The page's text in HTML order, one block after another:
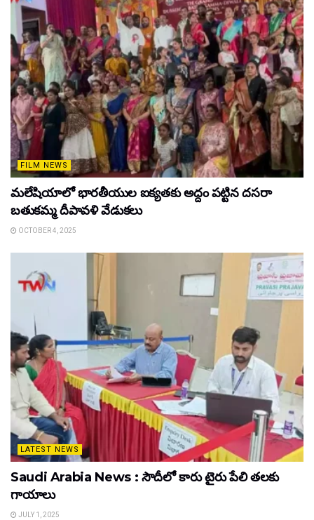
FILM NEWS
మలేషియాలో భారతీయుల ఐక్యతకు అద్దం పట్టిన దసరా
బతుకమ్మ దీపావళి వేడుకలు
OCTOBER 4, 2025
LATEST NEWS
Saudi Arabia News : సౌదీలో కారు టైరు పేలి తలకు
గాయాలు
JULY 1, 2025